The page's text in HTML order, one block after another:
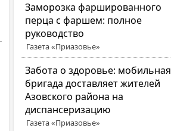
Заморозка фаршированного
перца с фаршем: полное
руководство
Газета «Приазовье»
Забота о здоровье: мобильная
бригада доставляет жителей
Азовского района на
диспансеризацию
Газета «Приазовье»